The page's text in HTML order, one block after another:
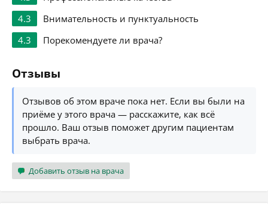
4.3
Внимательность и пунктуальность
4.3
Порекомендуете ли врача?
Отзывы
Отзывов об этом враче пока нет. Если вы были на
приёме у этого врача — расскажите, как всё
прошло. Ваш отзыв поможет другим пациентам
выбрать врача.
Добавить отзыв на врача